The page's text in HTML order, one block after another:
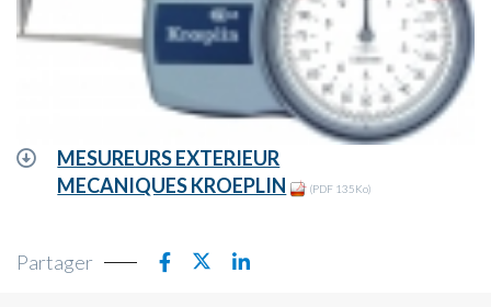
MESUREURS EXTERIEUR
MECANIQUES KROEPLIN
(PDF 135Ko)
Partager